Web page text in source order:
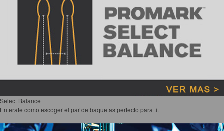
Select Balance
Enterate como escoger el par de baquetas perfecto para ti.